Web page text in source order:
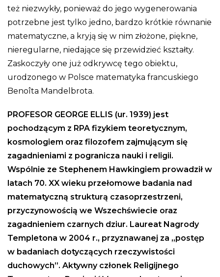
też niezwykły, ponieważ do jego wygenerowania
potrzebne jest tylko jedno, bardzo krótkie równanie
matematyczne, a kryją się w nim złożone, piękne,
nieregularne, niedające się przewidzieć kształty.
Zaskoczyły one już odkrywcę tego obiektu,
urodzonego w Polsce matematyka francuskiego
Benoîta Mandelbrota.
PROFESOR GEORGE ELLIS (ur. 1939) jest
pochodzącym z RPA fizykiem teoretycznym,
kosmologiem oraz filozofem zajmującym się
zagadnieniami z pogranicza nauki i religii.
Wspólnie ze Stephenem Hawkingiem prowadził w
latach 70. XX wieku przełomowe badania nad
matematyczną strukturą czasoprzestrzeni,
przyczynowością we Wszechświecie oraz
zagadnieniem czarnych dziur. Laureat Nagrody
Templetona w 2004 r., przyznawanej za „postęp
w badaniach dotyczących rzeczywistości
duchowych”. Aktywny członek Religijnego